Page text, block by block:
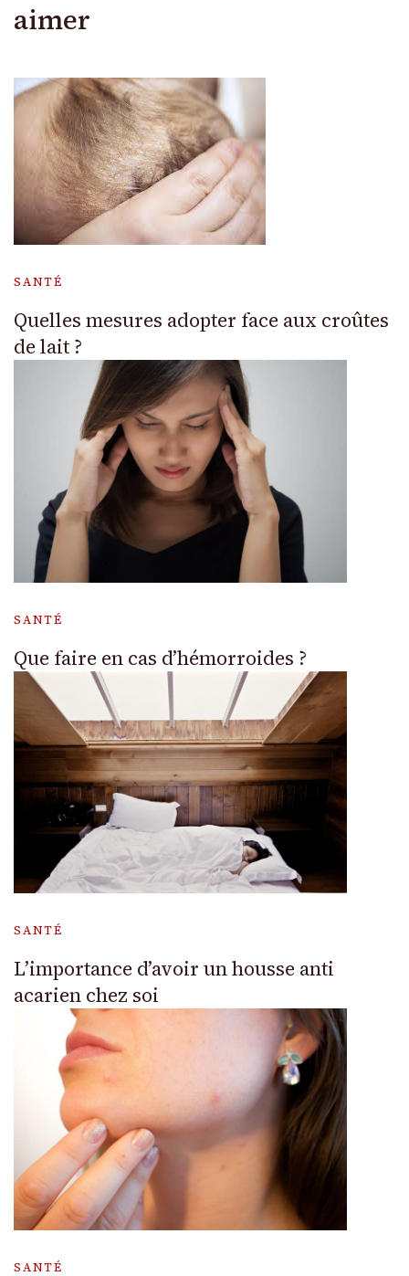
aimer
SANTÉ
Quelles mesures adopter face aux croûtes
de lait ?
SANTÉ
Que faire en cas d’hémorroides ?
SANTÉ
L’importance d’avoir un housse anti
acarien chez soi
SANTÉ